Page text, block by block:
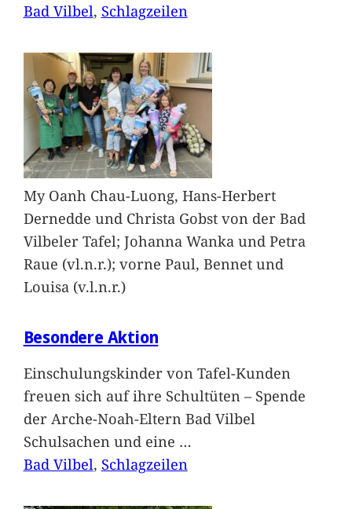
Bad Vilbel, Schlagzeilen
My Oanh Chau-Luong, Hans-Herbert
Dernedde und Christa Gobst von der Bad
Vilbeler Tafel; Johanna Wanka und Petra
Raue (vl.n.r.); vorne Paul, Bennet und
Louisa (v.l.n.r.)
Besondere Aktion
Einschulungskinder von Tafel-Kunden
freuen sich auf ihre Schultüten – Spende
der Arche-Noah-Eltern Bad Vilbel
Schulsachen und eine …
Bad Vilbel, Schlagzeilen